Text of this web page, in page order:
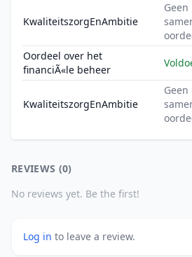
KwaliteitszorgEnAmbitie
Geen
Oordeel over het
financiÃ«le beheer
KwaliteitszorgEnAmbitie
Geen
REVIEWS (0)
No reviews yet. Be the first!
Log in to leave a review.